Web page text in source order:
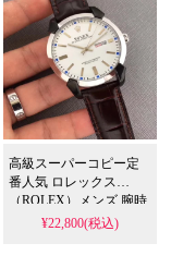
高級スーパーコピー定
番人気 ロレックス
（ROLEX）メンズ 腕時
計 精准時計 通販|N級 ブ
¥22,800(税込)